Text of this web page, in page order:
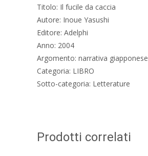
Titolo: Il fucile da caccia
Autore: Inoue Yasushi
Editore: Adelphi
Anno: 2004
Argomento: narrativa giapponese
Categoria: LIBRO
Sotto-categoria: Letterature
Prodotti correlati